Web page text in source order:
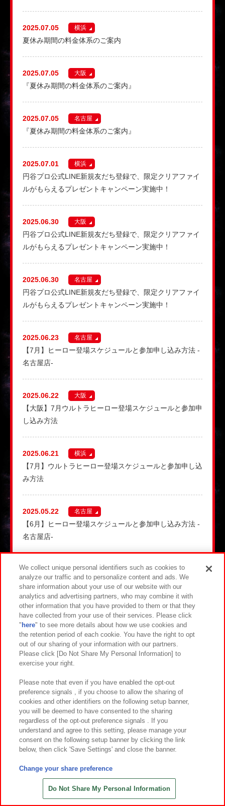
2025.07.05
夏休み期間の料金体系のご案内
横浜
2025.07.05
『夏休み期間の料金体系のご案内』
大阪
2025.07.05
『夏休み期間の料金体系のご案内』
名古屋
2025.07.01
円谷プロ公式LINE新規友だち登録で、限定クリアファイ
ルがもらえるプレゼントキャンペーン実施中！
横浜
2025.06.30
円谷プロ公式LINE新規友だち登録で、限定クリアファイ
ルがもらえるプレゼントキャンペーン実施中！
大阪
2025.06.30
円谷プロ公式LINE新規友だち登録で、限定クリアファイ
ルがもらえるプレゼントキャンペーン実施中！
名古屋
2025.06.23
【7月】ヒーロー登場スケジュールと参加申し込み方法 -
名古屋店-
名古屋
2025.06.22
【大阪】7月ウルトラヒーロー登場スケジュールと参加申
し込み方法
大阪
2025.06.21
【7月】ウルトラヒーロー登場スケジュールと参加申し込
み方法
横浜
2025.05.22
【6月】ヒーロー登場スケジュールと参加申し込み方法 -
名古屋店-
名古屋
2025.05.21
【6月】ウルトラヒーロー登場スケジュールと参加申し込
み方法
横浜
2025.05.21
【大阪】6月ウルトラヒーロー登場スケジュールと参加申
し込み方法
大阪
2025.04.24
4/25~オリジナルグッズ付きパックが登場！
横浜
2025.04.24
4/25~オリジナルグッズ付きパックが登場！
名古屋
4/25~オリジナルグッズ付きパックが登場！
We collect unique personal identifiers such as cookies to
analyze our traffic and to personalize content and ads. We
share information about your use of our website with our
analytics and advertising partners, who may combine it with
other information that you have provided to them or that they
have collected from your use of their services. Please click
" here" to see more details about how we use cookies and
the retention period of each cookie. You have the right to opt
out of our sharing of your information with our partners.
Please click [Do Not Share My Personal Information] to
exercise your right.
Please note that even if you have enabled the opt-out
preference signals , if you choose to allow the sharing of
cookies and other identifiers on the following setup banner,
you will be deemed to have consented to the sharing
regardless of the opt-out preference signals . If you
understand and agree to this setting, please manage your
consent on the following setup banner by clicking the link
below, then click 'Save Settings' and close the banner.
Change your share preference
Do Not Share My Personal Information